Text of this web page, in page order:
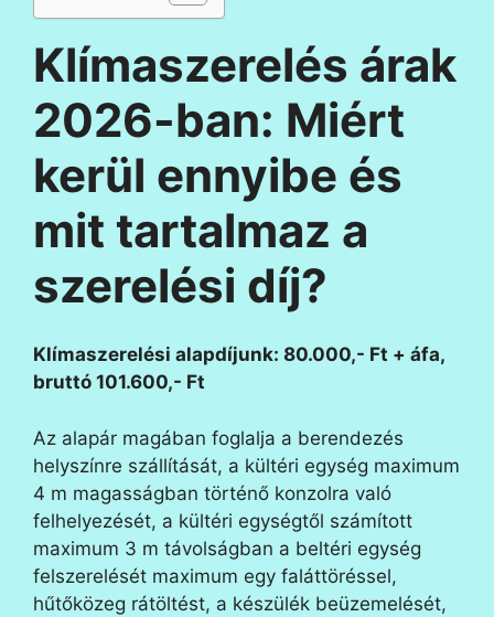
Klímaszerelés árak
2026-ban: Miért
kerül ennyibe és
mit tartalmaz a
szerelési díj?
Klímaszerelési alapdíjunk: 80.000,- Ft + áfa,
bruttó 101.600,- Ft
Az alapár magában foglalja a berendezés
helyszínre szállítását, a kültéri egység maximum
4 m magasságban történő konzolra való
felhelyezését, a kültéri egységtől számított
maximum 3 m távolságban a beltéri egység
felszerelését maximum egy faláttöréssel,
hűtőközeg rátöltést, a készülék beüzemelését,